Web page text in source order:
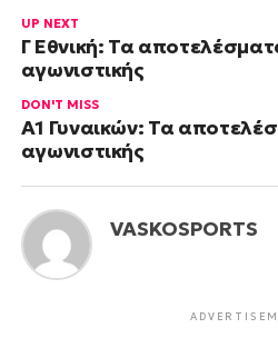
UP NEXT
Γ Εθνική: Τα
αγωνιστικής
DON'T MISS
Α1 Γυναικών: Τα
αγωνιστικής
VASKOSPORTS